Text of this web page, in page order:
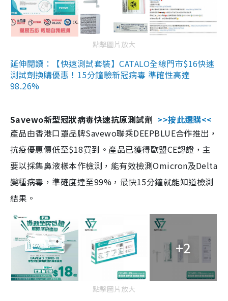
點擊圖片放大
延伸閱讀：【快速測試套裝】CATALO全線門市$16快速
測試劑換購優惠！15分鐘驗新冠病毒 準確性高達
98.26%
Savewo新型冠狀病毒快速抗原測試劑 >>按此選購<<
產品由香港口罩品牌Savewo聯乘DEEPBLUE合作推出，
抗疫優惠價低至$18買到。產品已獲得歐盟CE認證，主
要以採集鼻液樣本作檢測，能有效檢測Omicron及Delta
變種病毒，準確度達至99%，最快15分鐘就能知道檢測
結果。
+2
點擊圖片放大